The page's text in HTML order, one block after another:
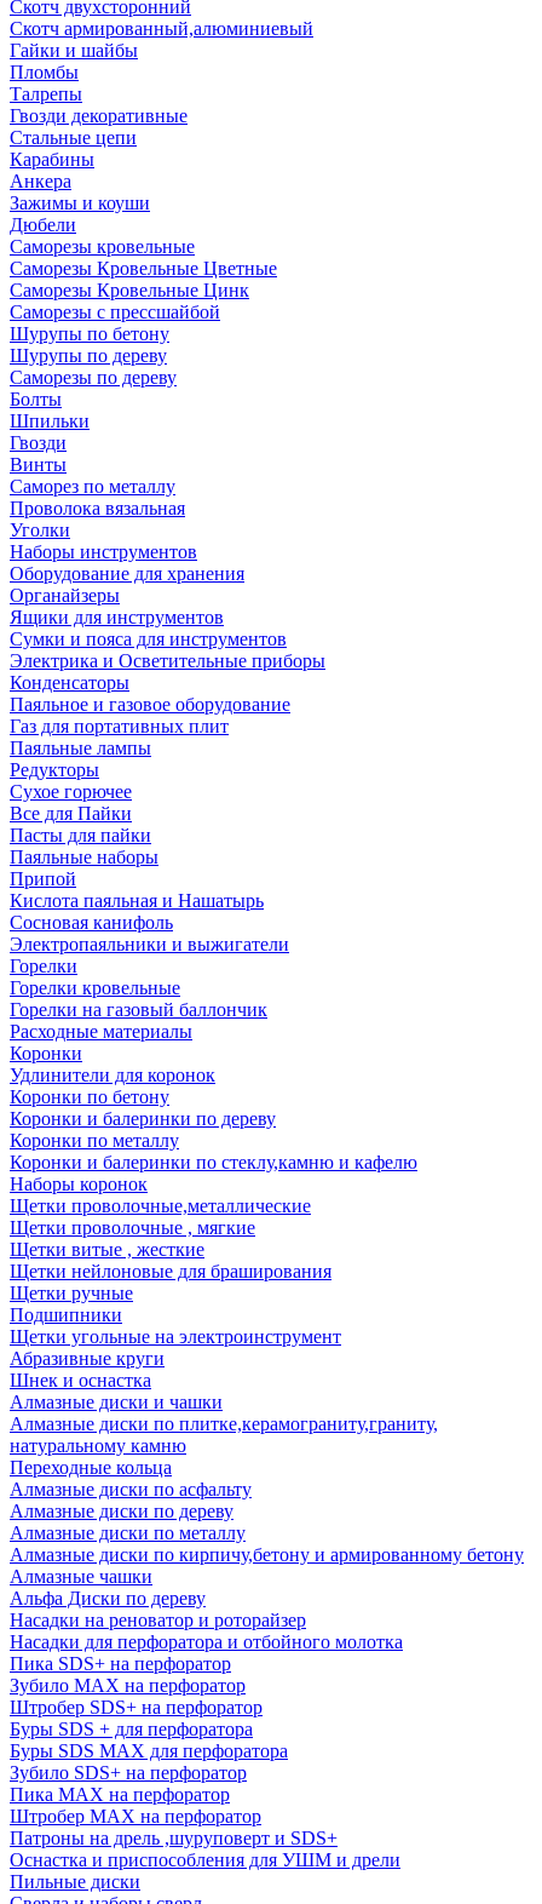
Скотч двухсторонний
Скотч армированный,алюминиевый
Гайки и шайбы
Пломбы
Талрепы
Гвозди декоративные
Стальные цепи
Карабины
Анкера
Зажимы и коуши
Дюбели
Саморезы кровельные
Саморезы Кровельные Цветные
Саморезы Кровельные Цинк
Саморезы с прессшайбой
Шурупы по бетону
Шурупы по дереву
Саморезы по дереву
Болты
Шпильки
Гвозди
Винты
Саморез по металлу
Проволока вязальная
Уголки
Наборы инструментов
Оборудование для хранения
Органайзеры
Ящики для инструментов
Сумки и пояса для инструментов
Электрика и Осветительные приборы
Конденсаторы
Паяльное и газовое оборудование
Газ для портативных плит
Паяльные лампы
Редукторы
Сухое горючее
Все для Пайки
Пасты для пайки
Паяльные наборы
Припой
Кислота паяльная и Нашатырь
Сосновая канифоль
Электропаяльники и выжигатели
Горелки
Горелки кровельные
Горелки на газовый баллончик
Расходные материалы
Коронки
Удлинители для коронок
Коронки по бетону
Коронки и балеринки по дереву
Коронки по металлу
Коронки и балеринки по стеклу,камню и кафелю
Наборы коронок
Щетки проволочные,металлические
Щетки проволочные , мягкие
Щетки витые , жесткие
Щетки нейлоновые для браширования
Щетки ручные
Подшипники
Щетки угольные на электроинструмент
Абразивные круги
Шнек и оснастка
Алмазные диски и чашки
Алмазные диски по плитке,керамограниту,граниту,
натуральному камню
Переходные кольца
Алмазные диски по асфальту
Алмазные диски по дереву
Алмазные диски по металлу
Алмазные диски по кирпичу,бетону и армированному бетону
Алмазные чашки
Альфа Диски по дереву
Насадки на реноватор и роторайзер
Насадки для перфоратора и отбойного молотка
Пика SDS+ на перфоратор
Зубило MAX на перфоратор
Штробер SDS+ на перфоратор
Буры SDS + для перфоратора
Буры SDS MAX для перфоратора
Зубило SDS+ на перфоратор
Пика MAX на перфоратор
Штробер MAX на перфоратор
Патроны на дрель ,шуруповерт и SDS+
Оснастка и приспособления для УШМ и дрели
Пильные диски